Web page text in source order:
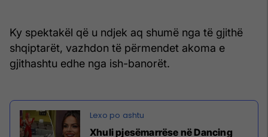
Ky spektakël që u ndjek aq shumë nga të gjithë
shqiptarët, vazhdon të përmendet akoma e
gjithashtu edhe nga ish-banorët.
Xhuli pjesëmarrëse në Dancing